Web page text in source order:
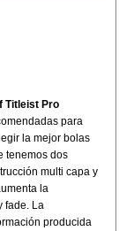
Titleist Pro
para
la mejor bolas
tenemos dos
multi capa y
la
fade. La
producida